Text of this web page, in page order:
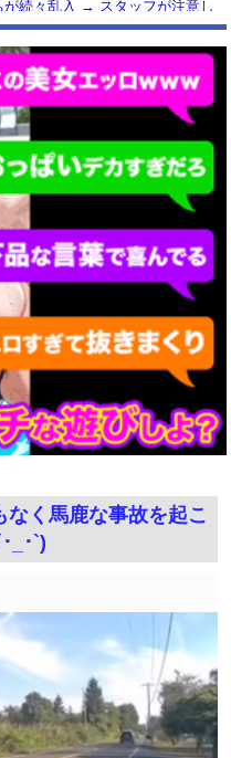
が続々乱入 → スタッフが注意し
なく馬鹿な事故を起こ
_･`)